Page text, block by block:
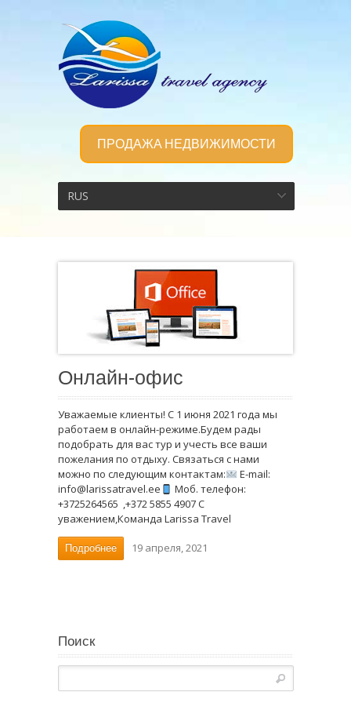
ПРОДАЖА НЕДВИЖИМОСТИ
RUS
Онлайн-офис
Уважаемые клиенты! С 1 июня 2021 года мы
работаем в онлайн-режиме.Будем рады
подобрать для вас тур и учесть все ваши
пожелания по отдыху. Связаться с нами
можно по следующим контактам:
E-mail:
info@larissatravel.ee
Моб. телефон:
+3725264565 ,+372 5855 4907 С
уважением,Команда Larissa Travel
Подробнее 19 апреля, 2021
Поиск